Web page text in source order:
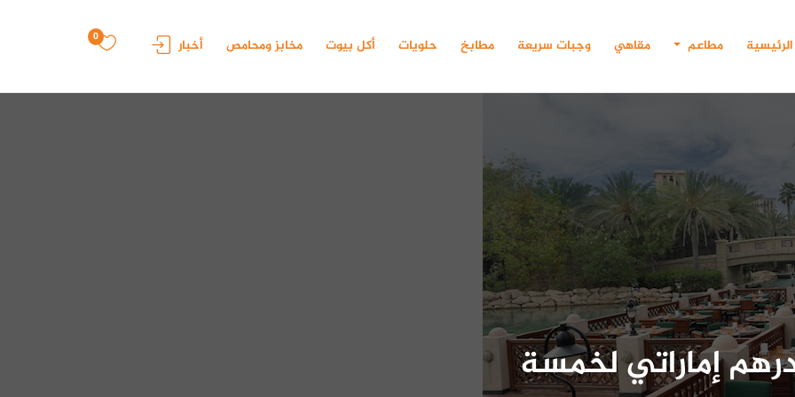
الرئيسية مطاعم مقاهي وجبات سريعة مطابخ حلويات أكل بيوت مخابز ومحامص أخبار 0
باي تاي.. عرض 590 درهم إماراتي لخمسة